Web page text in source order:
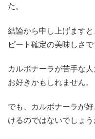
た。
結論から申し上げます
ピート確定の美味しさで
カルボナーラが苦手な
お好きかもしれません。
でも、カルボナーラが
けるのではないでしょう